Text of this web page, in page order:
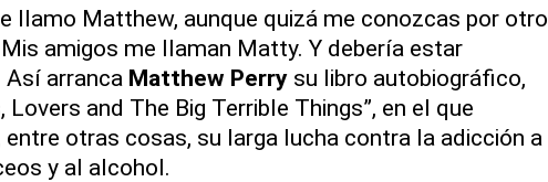
llamo Matthew, aunque quizá me conozcas por otro
amigos me llaman Matty. Y debería estar
Así arranca Matthew Perrysu libro autobiográfico,
, Lovers and The Big Terrible Things”, en el que
entre otras cosas, su larga lucha contra la adicción a
y al alcohol.